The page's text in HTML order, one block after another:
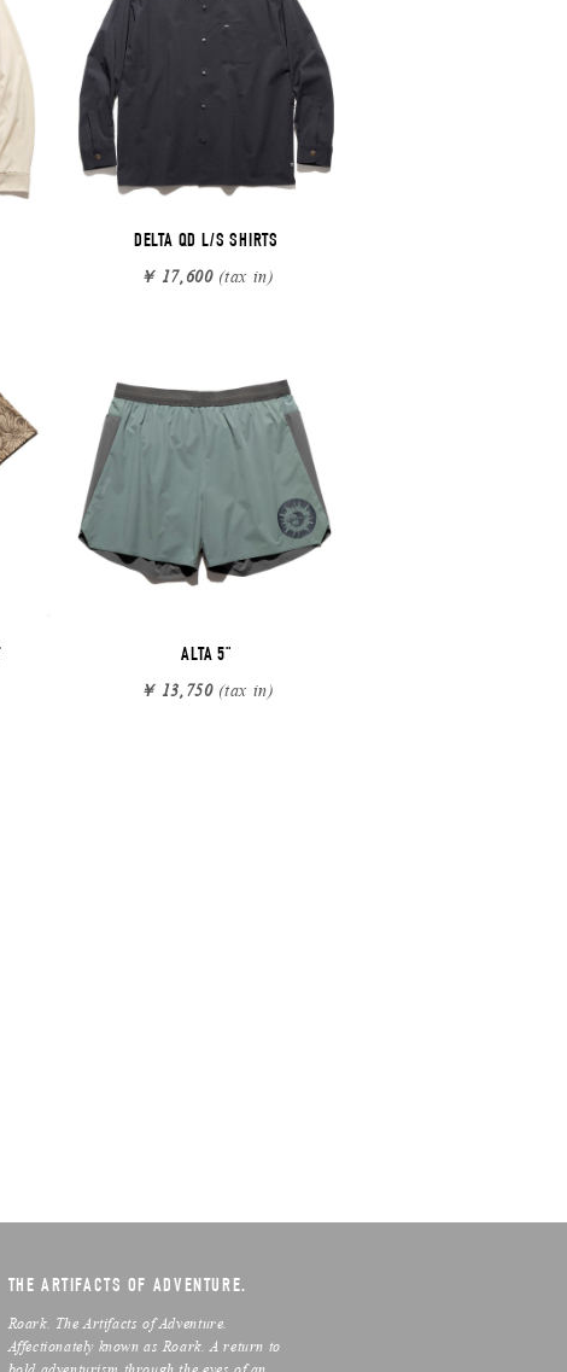
DELTA QD L/S SHIRTS
￥ 17,600(tax in)
ALTA 5"
￥ 13,750(tax in)
THE ARTIFACTS OF ADVENTURE.
Roark. The Artifacts of Adventure.
Affectionately known as Roark. A return to